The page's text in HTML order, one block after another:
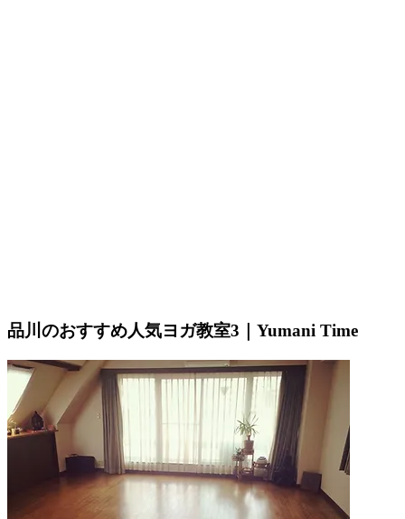
品川のおすすめ人気ヨガ教室3｜Yumani Time